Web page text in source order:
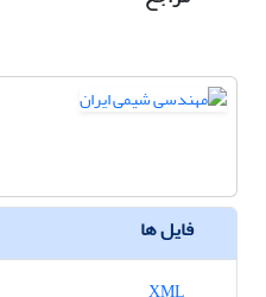
فایل ها